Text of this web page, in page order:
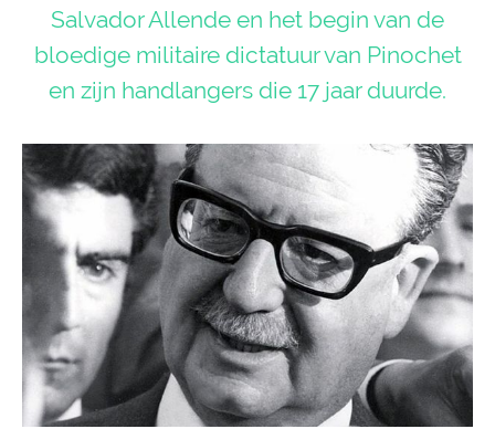
Salvador Allende en het begin van de
bloedige militaire dictatuur van Pinochet
en zijn handlangers die 17 jaar duurde.